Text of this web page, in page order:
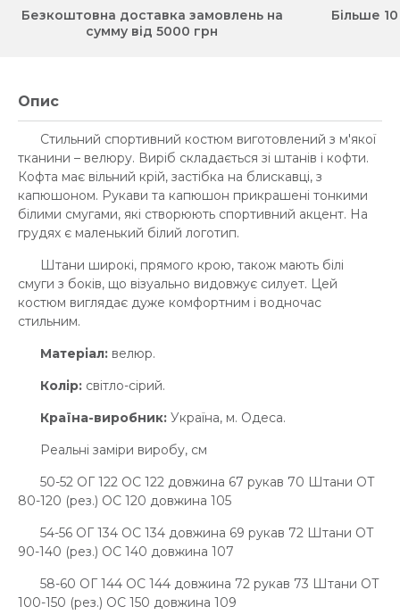
Безкоштовна доставка замовлень на
сумму від 5000 грн
Більше
Опис
Стильний спортивний костюм виготовлений з м'якої
тканини – велюру. Виріб складається зі штанів і кофти.
Кофта має вільний крій, застібка на блискавці, з
капюшоном. Рукави та капюшон прикрашені тонкими
білими смугами, які створюють спортивний акцент. На
грудях є маленький білий логотип.
Штани широкі, прямого крою, також мають білі
смуги з боків, що візуально видовжує силует. Цей
костюм виглядає дуже комфортним і водночас
стильним.
Матеріал: велюр.
Колір: світло-сірий.
Країна-виробник: Україна, м. Одеса.
Реальні заміри виробу, см
50-52 ОГ 122 ОС 122 довжина 67 рукав 70 Штани ОТ
80-120 (рез.) ОС 120 довжина 105
54-56 ОГ 134 ОС 134 довжина 69 рукав 72 Штани ОТ
90-140 (рез.) ОС 140 довжина 107
58-60 ОГ 144 ОС 144 довжина 72 рукав 73 Штани ОТ
100-150 (рез.) ОС 150 довжина 109